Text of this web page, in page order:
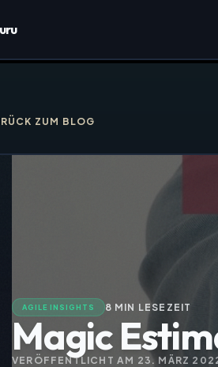
ZUM BLOG
AGILE INSIGHTS 8 MIN LESEZEIT
Magic
VERÖFFENTLICHT AM 23. MÄRZ